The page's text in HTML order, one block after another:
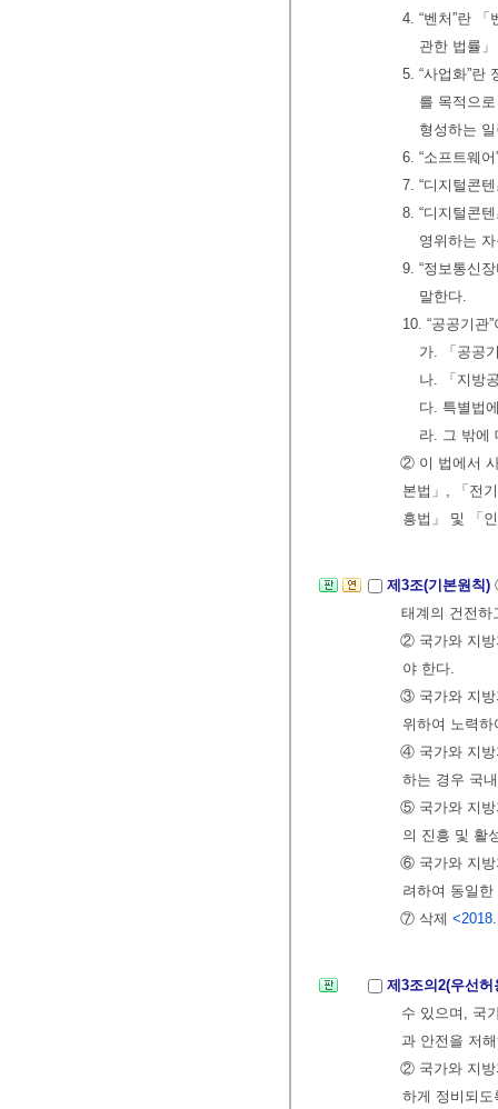
4. “벤처”란
관한 법률
5. “사업화”란
를 목적으
형성하는
6. “소프트웨
7. “디지털콘
8. “디지털콘
영위하는
9. “정보통신
말한다.
10. “공공기관
가. 「공공
나. 「지방
다. 특별법
라. 그 밖에
② 이 법에서
본법」, 「전
흥법」 및 「
제3조(기본원칙)
태계의 건전하
② 국가와 지방
야 한다.
③ 국가와 지방
위하여 노력
④ 국가와 지방
하는 경우 국
⑤ 국가와 지방
의 진흥 및 활
⑥ 국가와 지방
려하여 동일
⑦ 삭제
제3조의2(우선
수 있으며, 국
과 안전을 저
② 국가와 지방
하게 정비되